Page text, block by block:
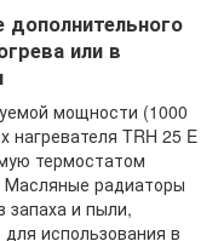
дополнительного
или в
мощности (1000
TRH 25 E
термостатом
Масляные радиаторы
запаха и пыли,
использования в